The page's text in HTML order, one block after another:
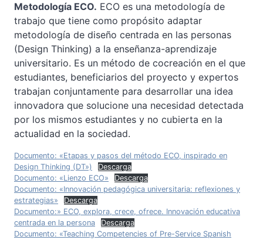
Metodología ECO. ECO es una metodología de
trabajo que tiene como propósito adaptar
metodología de diseño centrada en las personas
(Design Thinking) a la enseñanza-aprendizaje
universitario. Es un método de cocreación en el que
estudiantes, beneficiarios del proyecto y expertos
trabajan conjuntamente para desarrollar una idea
innovadora que solucione una necesidad detectada
por los mismos estudiantes y no cubierta en la
actualidad en la sociedad.
Documento: «Etapas y pasos del método ECO, inspirado en
Design Thinking (DT»)
Descarga
Documento: «Lienzo ECO»
Descarga
Documento: «Innovación pedagógica universitaria: reflexiones y
estrategias»
Descarga
Documento:» ECO, explora, crece, ofrece. Innovación educativa
centrada en la persona
Descarga
Documento: «Teaching Competencies of Pre-Service Spanish